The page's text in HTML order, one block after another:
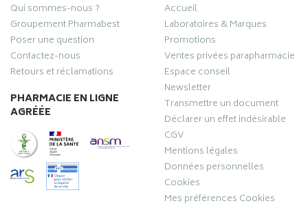
Qui sommes-nous ?
Groupement Pharmabest
Poser une question
Contactez-nous
Retours et réclamations
PHARMACIE EN LIGNE
AGRÉÉE
Accueil
Laboratoires & Marques
Promotions
Ventes privées parapharmacie
Espace conseil
Newsletter
Transmettre un document
Déclarer un effet indésirable
CGV
Mentions légales
Données personnelles
Cookies
Mes préférences Cookies